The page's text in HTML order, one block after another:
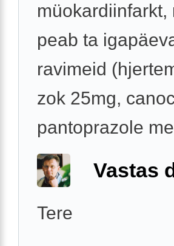
peab ta
ravimeid
zok 25mg,
pantoprazole
Vastas
Tere